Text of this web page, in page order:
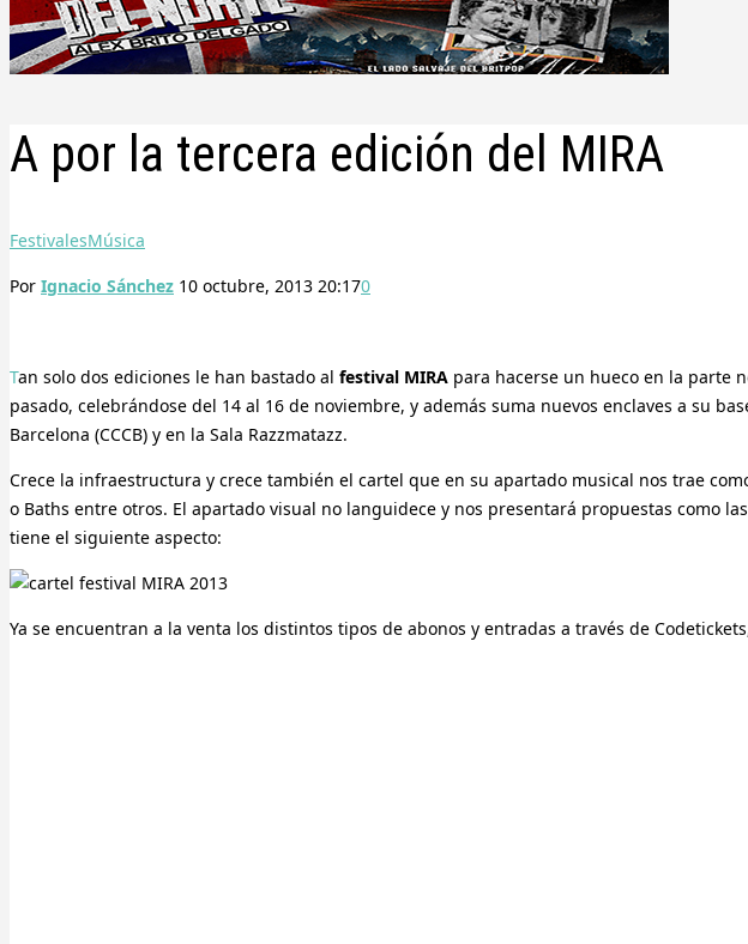
A por la tercera edición del MIRA
FestivalesMúsica
Por Ignacio Sánchez 10 octubre, 2013 20:170
Tan solo dos ediciones le han bastado al festival MIRA para hacerse un hueco en la parte
pasado, celebrándose del 14 al 16 de noviembre, y además suma nuevos enclaves a su
Barcelona (CCCB) y en la Sala Razzmatazz.
Crece la infraestructura y crece también el cartel que en su apartado musical nos trae
o Baths entre otros. El apartado visual no languidece y nos presentará propuestas como
tiene el siguiente aspecto:
Ya se encuentran a la venta los distintos tipos de abonos y entradas a través de